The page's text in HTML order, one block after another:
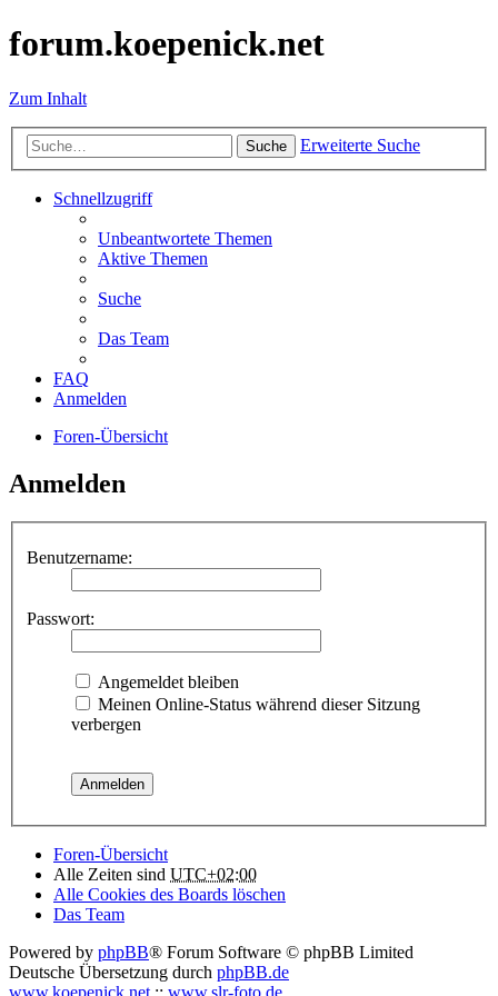
forum.koepenick.net
Zum Inhalt
Suche Erweiterte Suche
Schnellzugriff
Unbeantwortete Themen
Aktive Themen
Suche
Das Team
FAQ
Anmelden
Foren-Übersicht
Anmelden
Benutzername:
Passwort:
Angemeldet bleiben
Meinen Online-Status während dieser Sitzung
verbergen
Foren-Übersicht
Alle Zeiten sind UTC+02:00
Alle Cookies des Boards löschen
Das Team
Powered by phpBB® Forum Software © phpBB Limited
Deutsche Übersetzung durch phpBB.de
www.koepenick.net :: www.slr-foto.de